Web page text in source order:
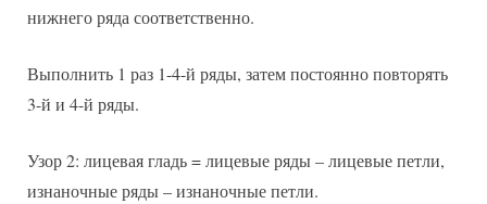
нижнего ряда соответственно.
Выполнить 1 раз 1-4-й ряды, затем постоянно повторять
3-й и 4-й ряды.
Узор 2: лицевая гладь = лицевые ряды – лицевые петли,
изнаночные ряды – изнаночные петли.